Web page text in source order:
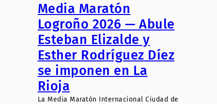
Media Maratón
Logroño 2026 — Abule
Esteban Elizalde y
Esther Rodríguez Díez
se imponen en La
Rioja
La Media Maratón Internacional Ciudad de